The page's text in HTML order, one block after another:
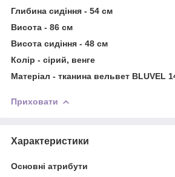
Глибина сидіння - 54 см
Висота - 86 см
Висота сидіння - 48 см
Колір - сірий, венге
Матеріал - тканина вельвет BLUVEL
Приховати
Характеристики
Основні атрибути